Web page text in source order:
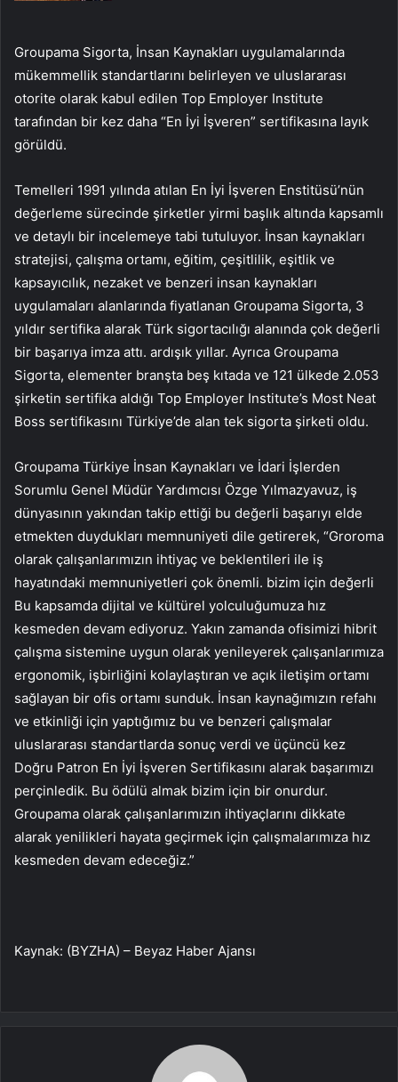
Groupama Sigorta, İnsan Kaynakları uygulamalarında
mükemmellik standartlarını belirleyen ve uluslararası
otorite olarak kabul edilen Top Employer Institute
tarafından bir kez daha “En İyi İşveren” sertifikasına layık
görüldü.
Temelleri 1991 yılında atılan En İyi İşveren Enstitüsü’nün
değerleme sürecinde şirketler yirmi başlık altında kapsamlı
ve detaylı bir incelemeye tabi tutuluyor. İnsan kaynakları
stratejisi, çalışma ortamı, eğitim, çeşitlilik, eşitlik ve
kapsayıcılık, nezaket ve benzeri insan kaynakları
uygulamaları alanlarında fiyatlanan Groupama Sigorta, 3
yıldır sertifika alarak Türk sigortacılığı alanında çok değerli
bir başarıya imza attı. ardışık yıllar. Ayrıca Groupama
Sigorta, elementer branşta beş kıtada ve 121 ülkede 2.053
şirketin sertifika aldığı Top Employer Institute’s Most Neat
Boss sertifikasını Türkiye’de alan tek sigorta şirketi oldu.
Groupama Türkiye İnsan Kaynakları ve İdari İşlerden
Sorumlu Genel Müdür Yardımcısı Özge Yılmazyavuz, iş
dünyasının yakından takip ettiği bu değerli başarıyı elde
etmekten duydukları memnuniyeti dile getirerek, “Groroma
olarak çalışanlarımızın ihtiyaç ve beklentileri ile iş
hayatındaki memnuniyetleri çok önemli. bizim için değerli
Bu kapsamda dijital ve kültürel yolculuğumuza hız
kesmeden devam ediyoruz. Yakın zamanda ofisimizi hibrit
çalışma sistemine uygun olarak yenileyerek çalışanlarımıza
ergonomik, işbirliğini kolaylaştıran ve açık iletişim ortamı
sağlayan bir ofis ortamı sunduk. İnsan kaynağımızın refahı
ve etkinliği için yaptığımız bu ve benzeri çalışmalar
uluslararası standartlarda sonuç verdi ve üçüncü kez
Doğru Patron En İyi İşveren Sertifikasını alarak başarımızı
perçinledik. Bu ödülü almak bizim için bir onurdur.
Groupama olarak çalışanlarımızın ihtiyaçlarını dikkate
alarak yenilikleri hayata geçirmek için çalışmalarımıza hız
kesmeden devam edeceğiz.”
Kaynak: (BYZHA) – Beyaz Haber Ajansı